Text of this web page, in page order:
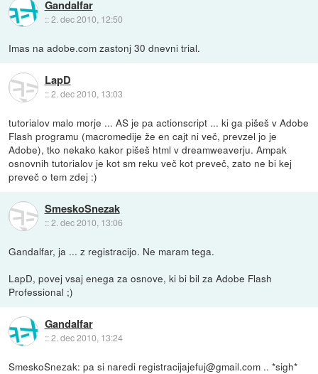
Gandalfar
::2. dec 2010, 12:50
Imas na adobe.com zastonj 30 dnevni trial.
LapD
::2. dec 2010, 13:03
tutorialov malo morje ... AS je pa actionscript ... ki ga pišeš v Adobe
Flash programu (macromedije že en cajt ni več, prevzel jo je
Adobe), tko nekako kakor pišeš html v dreamweaverju. Ampak
osnovnih tutorialov je kot sm reku več kot preveč, zato ne bi kej
preveč o tem zdej :)
SmeskoSnezak
::2. dec 2010, 13:06
Gandalfar, ja ... z registracijo. Ne maram tega.
LapD, povej vsaj enega za osnove, ki bi bil za Adobe Flash
Professional ;)
Gandalfar
::2. dec 2010, 13:24
SmeskoSnezak: pa si naredi registracijajefuj@gmail.com .. *sigh*